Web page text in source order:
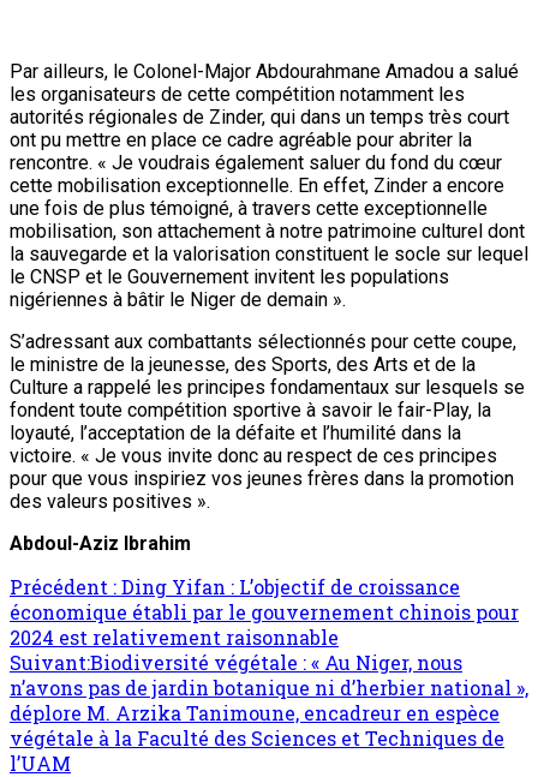
Par ailleurs, le Colonel-Major Abdourahmane Amadou a salué
les organisateurs de cette compétition notamment les
autorités régionales de Zinder, qui dans un temps très court
ont pu mettre en place ce cadre agréable pour abriter la
rencontre. « Je voudrais également saluer du fond du cœur
cette mobilisation exceptionnelle. En effet, Zinder a encore
une fois de plus témoigné, à travers cette exceptionnelle
mobilisation, son attachement à notre patrimoine culturel dont
la sauvegarde et la valorisation constituent le socle sur lequel
le CNSP et le Gouvernement invitent les populations
nigériennes à bâtir le Niger de demain ».
S’adressant aux combattants sélectionnés pour cette coupe,
le ministre de la jeunesse, des Sports, des Arts et de la
Culture a rappelé les principes fondamentaux sur lesquels se
fondent toute compétition sportive à savoir le fair-Play, la
loyauté, l’acceptation de la défaite et l’humilité dans la
victoire. « Je vous invite donc au respect de ces principes
pour que vous inspiriez vos jeunes frères dans la promotion
des valeurs positives ».
Abdoul-Aziz Ibrahim
Navigation
d’article
Précédent :Ding Yifan : L’objectif de croissance
économique établi par le gouvernement chinois pour
2024 est relativement raisonnable
Suivant:Biodiversité végétale : « Au Niger, nous
n’avons pas de jardin botanique ni d’herbier national »,
déplore M. Arzika Tanimoune, encadreur en espèce
végétale à la Faculté des Sciences et Techniques de
l’UAM